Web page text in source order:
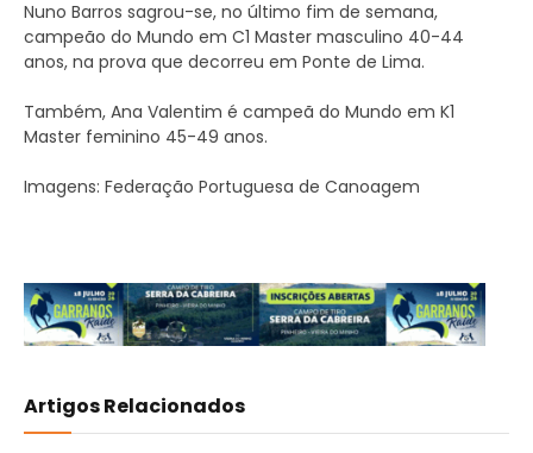
Nuno Barros sagrou-se, no último fim de semana,
campeão do Mundo em C1 Master masculino 40-44
anos, na prova que decorreu em Ponte de Lima.
Também, Ana Valentim é campeã do Mundo em K1
Master feminino 45-49 anos.
Imagens: Federação Portuguesa de Canoagem
Artigos Relacionados